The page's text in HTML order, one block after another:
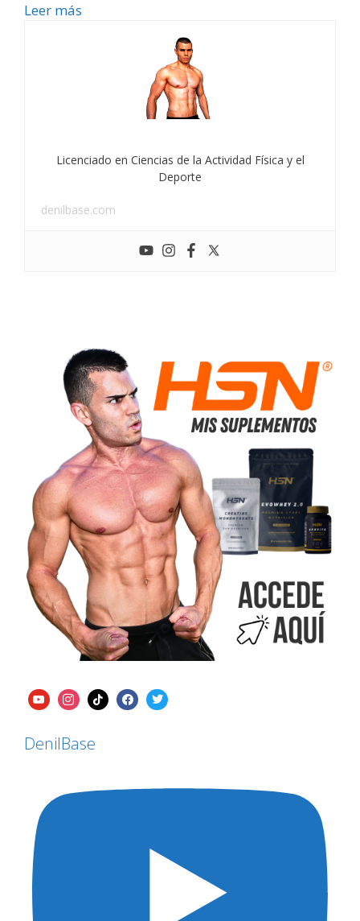
Leer más
Licenciado en Ciencias de la Actividad Física y el
Deporte
denilbase.com
DenilBase